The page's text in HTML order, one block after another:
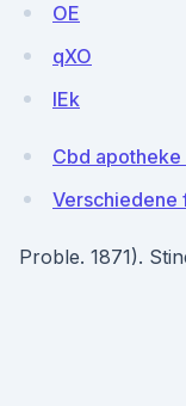
OE
qXO
lEk
Cbd
Verschiedene
Proble. 1871).